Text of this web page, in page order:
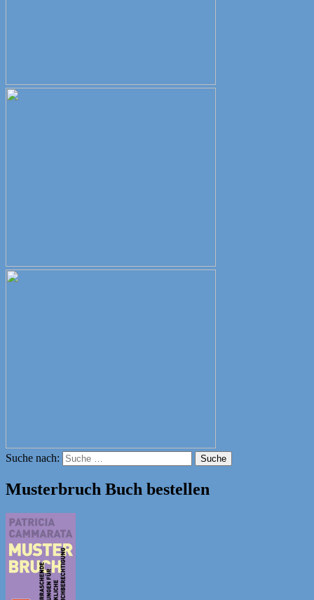
Suche nach: Suche
Musterbruch Buch bestellen